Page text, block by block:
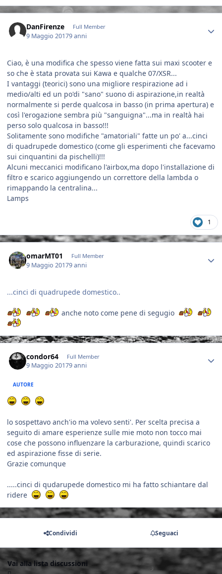
DanFirenze Full Member
9 Maggio 20179 anni
Ciao, è una modifica che spesso viene fatta sui maxi scooter e
so che è stata provata sui Kawa e qualche 07/XSR...
I vantaggi (teorici) sono una migliore respirazione ad i
medio/alti ed un po'di "sano" suono di aspirazione,in realtà
normalmente si perde qualcosa in basso (in prima apertura) e
così l'erogazione sembra più "sanguigna"...ma in realtà hai
perso solo qualcosa in basso!!!
Solitamente sono modifiche "amatoriali" fatte un po' a...cinci
di quadrupede domestico (come gli esperimenti che facevamo
sui cinquantini da pischelli)!!!
Alcuni meccanici modificano l'airbox,ma dopo l'installazione di
filtro e scarico aggiungendo un correttore della lambda o
rimappando la centralina...
Lamps
1
omarMT01 Full Member
9 Maggio 20179 anni
...cinci di quadrupede domestico..
anche noto come pene di segugio
condor64 Full Member
9 Maggio 20179 anni
AUTORE
lo sospettavo anch'io ma volevo senti'. Per scelta precisa a
seguito di amare esperienze sulle mie moto non tocco mai
cose che possono influenzare la carburazione, quindi scarico
ed aspirazione fisse di serie.
Grazie comunque
.....cinci di qudarupede domestico mi ha fatto schiantare dal
ridere
Condividi Seguaci
Vai alla lista discussioni